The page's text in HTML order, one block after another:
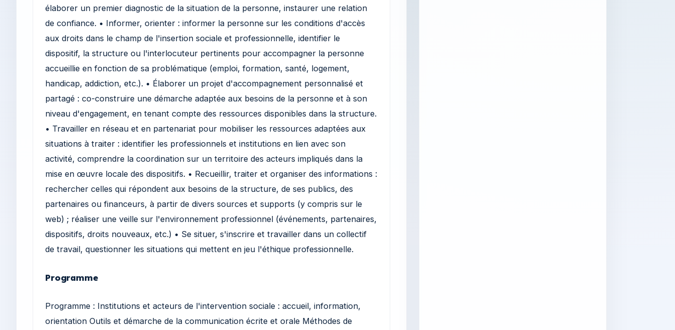
élaborer un premier diagnostic de la situation de la personne, instaurer une relation
de confiance. • Informer, orienter : informer la personne sur les conditions d'accès
aux droits dans le champ de l'insertion sociale et professionnelle, identifier le
dispositif, la structure ou l'interlocuteur pertinents pour accompagner la personne
accueillie en fonction de sa problématique (emploi, formation, santé, logement,
handicap, addiction, etc.). • Élaborer un projet d'accompagnement personnalisé et
partagé : co-construire une démarche adaptée aux besoins de la personne et à son
niveau d'engagement, en tenant compte des ressources disponibles dans la structure.
• Travailler en réseau et en partenariat pour mobiliser les ressources adaptées aux
situations à traiter : identifier les professionnels et institutions en lien avec son
activité, comprendre la coordination sur un territoire des acteurs impliqués dans la
mise en œuvre locale des dispositifs. • Recueillir, traiter et organiser des informations :
rechercher celles qui répondent aux besoins de la structure, de ses publics, des
partenaires ou financeurs, à partir de divers sources et supports (y compris sur le
web) ; réaliser une veille sur l'environnement professionnel (événements, partenaires,
dispositifs, droits nouveaux, etc.) • Se situer, s'inscrire et travailler dans un collectif
de travail, questionner les situations qui mettent en jeu l'éthique professionnelle.
Programme
Programme : Institutions et acteurs de l'intervention sociale : accueil, information,
orientation Outils et démarche de la communication écrite et orale Méthodes de